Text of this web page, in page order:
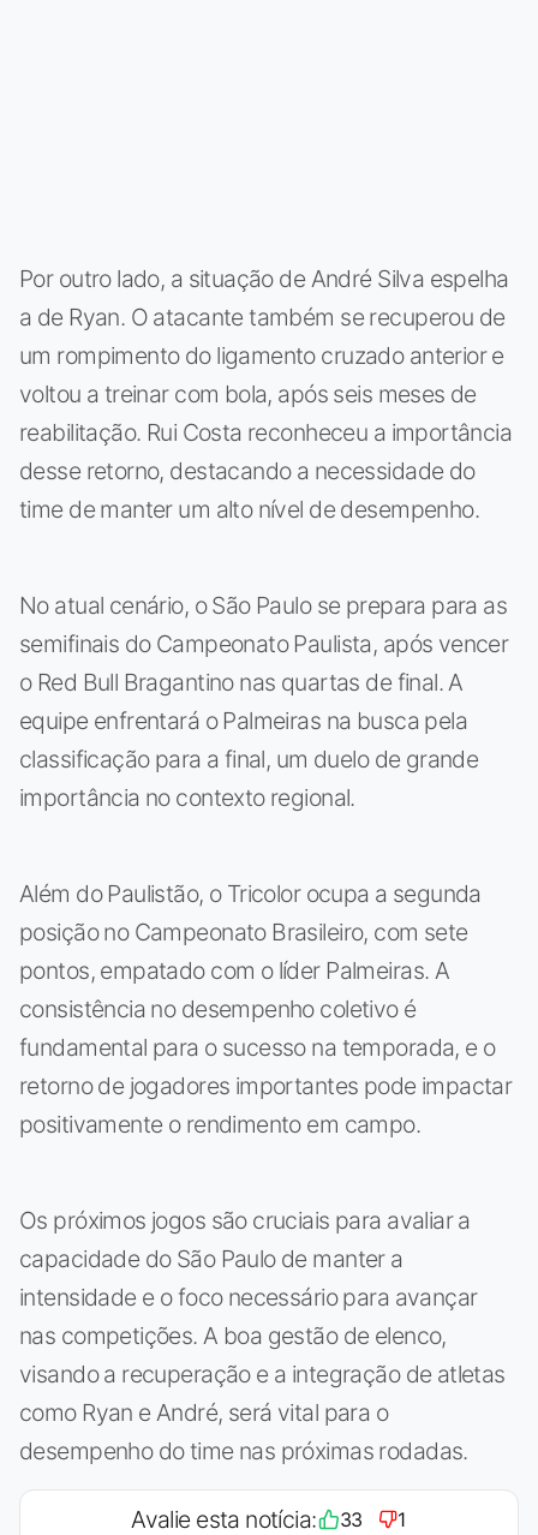
Por outro lado, a situação de André Silva espelha
a de Ryan. O atacante também se recuperou de
um rompimento do ligamento cruzado anterior e
voltou a treinar com bola, após seis meses de
reabilitação. Rui Costa reconheceu a importância
desse retorno, destacando a necessidade do
time de manter um alto nível de desempenho.
No atual cenário, o São Paulo se prepara para as
semifinais do Campeonato Paulista, após vencer
o Red Bull Bragantino nas quartas de final. A
equipe enfrentará o Palmeiras na busca pela
classificação para a final, um duelo de grande
importância no contexto regional.
Além do Paulistão, o Tricolor ocupa a segunda
posição no Campeonato Brasileiro, com sete
pontos, empatado com o líder Palmeiras. A
consistência no desempenho coletivo é
fundamental para o sucesso na temporada, e o
retorno de jogadores importantes pode impactar
positivamente o rendimento em campo.
Os próximos jogos são cruciais para avaliar a
capacidade do São Paulo de manter a
intensidade e o foco necessário para avançar
nas competições. A boa gestão de elenco,
visando a recuperação e a integração de atletas
como Ryan e André, será vital para o
desempenho do time nas próximas rodadas.
Avalie esta notícia: 33 1